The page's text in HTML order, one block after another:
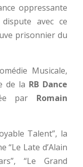
oppressante
avec ce
prisonnier du
Musicale,
de la RB Dance
par Romain
Talent”, la
“Le Late d’Alain
“Le Grand